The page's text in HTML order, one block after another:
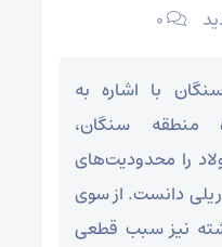
۰
با اشاره به
منطقه سنگان،
را محدودیت‌های
دانست. از سوی
نیز سبب قطعی